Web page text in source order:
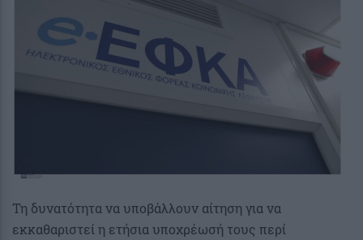
Τη δυνατότητα να υποβάλλουν αίτηση για να
εκκαθαριστεί η ετήσια υποχρέωσή τους περί